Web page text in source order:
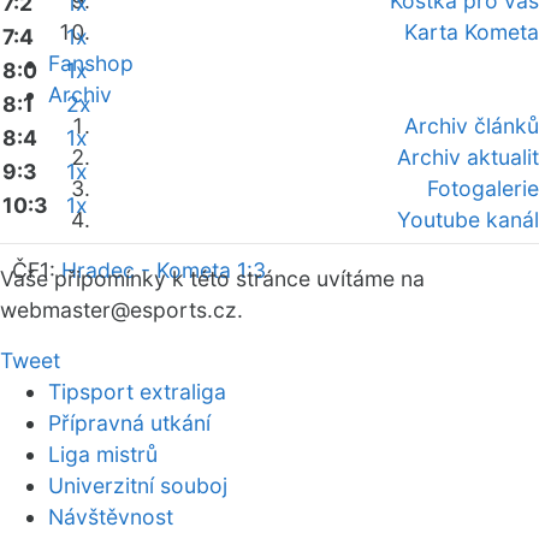
Karta Kometa
Fanshop
Archiv
Archiv článků
Archiv aktualit
Fotogalerie
Youtube kanál
ČF1:Hradec - Kometa 1:3
7:4
1x
8:0
1x
8:1
2x
8:4
1x
9:3
1x
10:3
1x
Vaše připomínky k této stránce uvítáme na
webmaster@esports.cz.
Tweet
Tipsport extraliga
Přípravná utkání
Liga mistrů
Univerzitní souboj
Návštěvnost